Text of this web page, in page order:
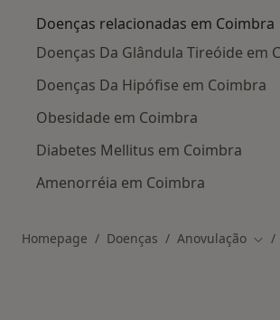
Doenças relacionadas em Coimbra
Doenças Da Glândula Tireóide em
Doenças Da Hipófise em Coimbra
Obesidade em Coimbra
Diabetes Mellitus em Coimbra
Amenorréia em Coimbra
Homepage Doenças Anovulação